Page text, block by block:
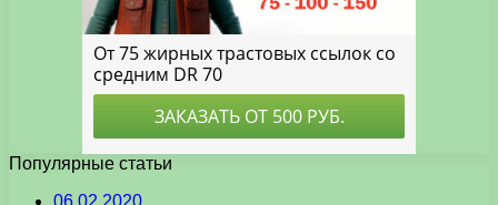
Популярные статьи
06.02.2020